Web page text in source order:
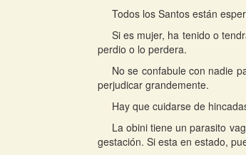
Todos los Santos están
Si es mujer, ha tenido o
perdio o lo perdera.
No se confabule con nadie
perjudicar grandemente.
Hay que cuidarse de
La obini tiene un parasito
gestación. Si esta en estado,